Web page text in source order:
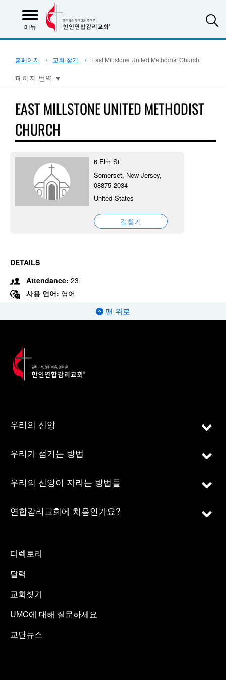
메뉴
홈페이지 교회 찾기 East Millstone United Methodist Church
페이지 번역 ▼
EAST MILLSTONE UNITED METHODIST
CHURCH
6 Elm St
Somerset, New Jersey,
08875-2034
United States
길찾기
DETAILS
Attendance: 23
사용 언어: 영어
맨 위로
우리의 신앙
우리가 섬기는 방법
우리의 신앙이 자라는 방법들
연합감리교회에 처음인가요?
디렉토리
달력
교회찾기
UMC에 대해 질문하세요
교단뉴스